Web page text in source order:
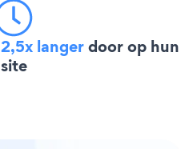
2,5x langerdoor op hun
site